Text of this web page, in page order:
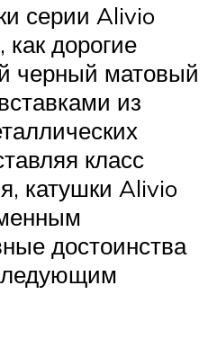
серии Alivio
дорогие
черный матовый
из
класс
катушки Alivio
достоинства